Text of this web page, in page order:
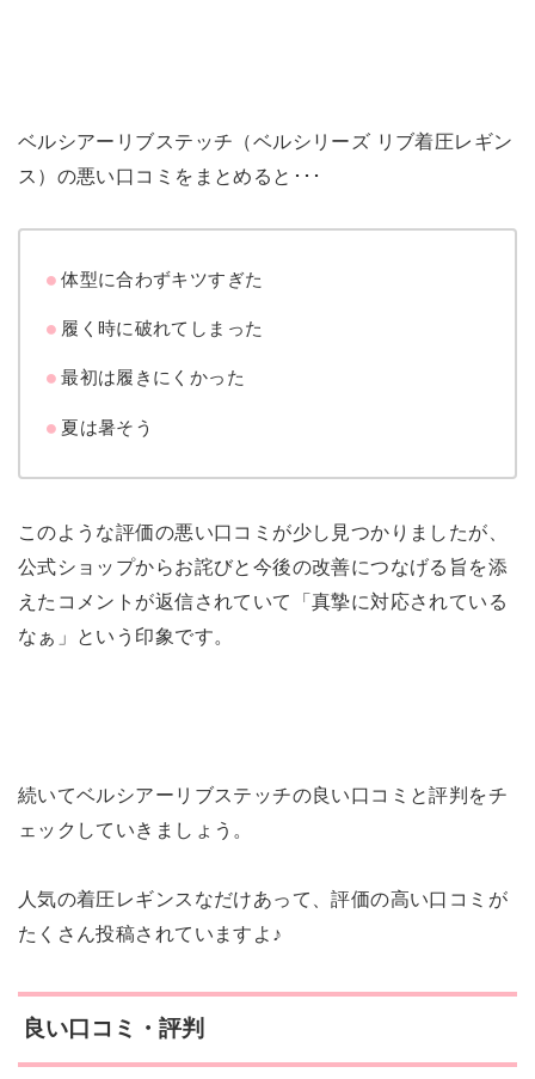
ベルシアーリブステッチ（ベルシリーズ リブ着圧レギン
ス）の悪い口コミをまとめると･･･
体型に合わずキツすぎた
履く時に破れてしまった
最初は履きにくかった
夏は暑そう
このような評価の悪い口コミが少し見つかりましたが、
公式ショップからお詫びと今後の改善につなげる旨を添
えたコメントが返信されていて「真摯に対応されている
なぁ」という印象です。
続いてベルシアーリブステッチの良い口コミと評判をチ
ェックしていきましょう。
人気の着圧レギンスなだけあって、評価の高い口コミが
たくさん投稿されていますよ♪
良い口コミ・評判